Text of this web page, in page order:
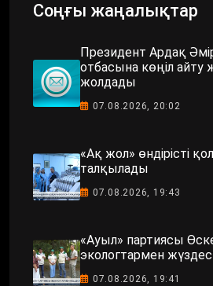
Соңғы жаңалықтар
Президент Ардақ
отбасына көңіл айту
жолдады
07.08.2026, 20:02
«Ақ жол» өндірісті
талқылады
07.08.2026, 19:43
«Ауыл» партиясы
экологтармен
07.08.2026, 19:41